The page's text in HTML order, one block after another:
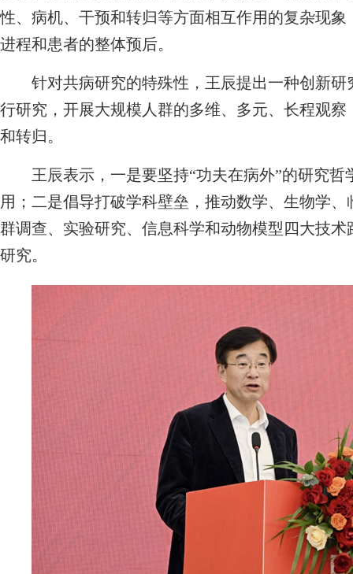
性、病机、干预和转归等方面相互作用的复杂现
进程和患者的整体预后。
针对共病研究的特殊性，王辰提出一种创新研
行研究，开展大规模人群的多维、多元、长程观
和转归。
王辰表示，一是要坚持“功夫在病外”的研究哲
用；二是倡导打破学科壁垒，推动数学、生物学
群调查、实验研究、信息科学和动物模型四大技
研究。